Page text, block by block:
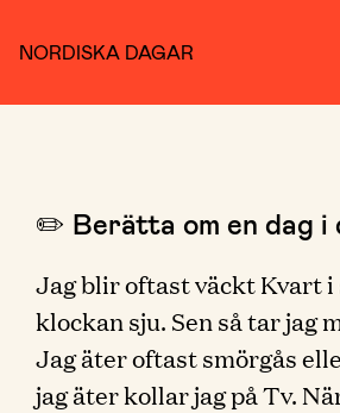
NORDISKA DAGAR
✏️ Berätta om en dag
Jag blir oftast väckt Kvart
klockan sju. Sen så tar jag
Jag äter oftast smörgås
jag äter kollar jag på Tv.